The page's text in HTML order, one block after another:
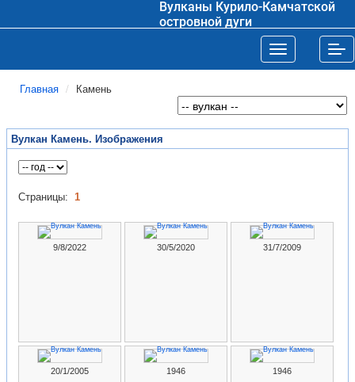
Вулканы Курило-Камчатской
островной дуги
Toggle
Главная Камень
Вулкан Камень. Изображения
Страницы: 1
9/8/2022 30/5/2020 31/7/2009
20/1/2005 1946 1946